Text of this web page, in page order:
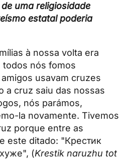
uma religiosidade
estatal poderia
à nossa volta era
todos nós fomos
usavam cruzes
a cruz saiu das nossas
nós parámos,
la novamente. Tivemos
porque entre as
este ditado: "Крестик
(Krestik naruzhu tot